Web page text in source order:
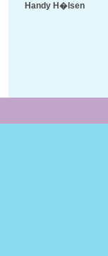
Handy H�lsen